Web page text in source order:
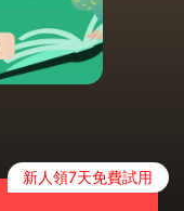
新人領7天免費試用